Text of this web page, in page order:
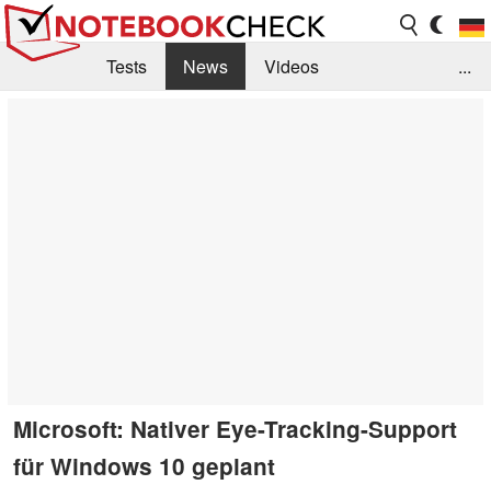
Tests News
Videos
...
Microsoft: Nativer Eye-Tracking-Support
für Windows 10 geplant